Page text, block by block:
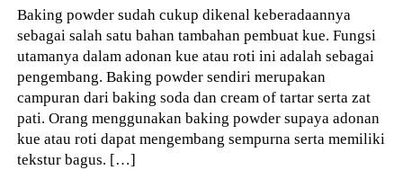
Baking powder sudah cukup dikenal keberadaannya
sebagai salah satu bahan tambahan pembuat kue. Fungsi
utamanya dalam adonan kue atau roti ini adalah sebagai
pengembang. Baking powder sendiri merupakan
campuran dari baking soda dan cream of tartar serta zat
pati. Orang menggunakan baking powder supaya adonan
kue atau roti dapat mengembang sempurna serta memiliki
tekstur bagus. […]